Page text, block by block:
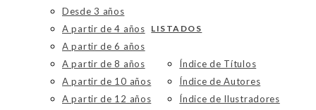
Desde 3 años
A partir de 4 años
A partir de 6 años
A partir de 8 años
A partir de 10 años
A partir de 12 años
LISTADOS
Índice de Títulos
Índice de Autores
Índice de Ilustradores